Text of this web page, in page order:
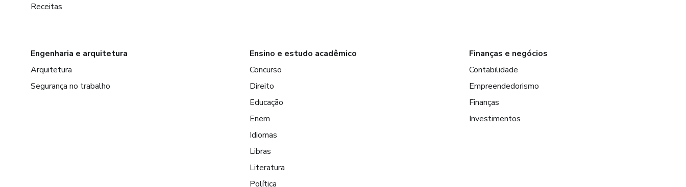
Receitas
Engenharia e arquitetura
Arquitetura
Segurança no trabalho
Ensino e estudo acadêmico
Concurso
Direito
Educação
Enem
Idiomas
Libras
Literatura
Política
Finanças e negócios
Contabilidade
Empreendedorismo
Finanças
Investimentos